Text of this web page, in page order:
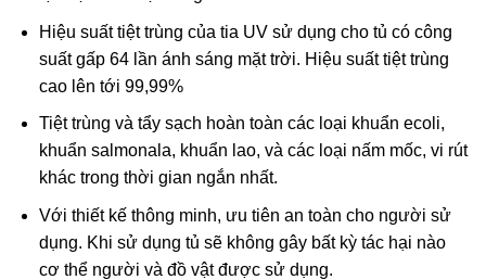
Hiệu suất tiệt trùng của tia UV sử dụng cho tủ có công
suất gấp 64 lần ánh sáng mặt trời. Hiệu suất tiệt trùng
cao lên tới 99,99%
Tiệt trùng và tẩy sạch hoàn toàn các loại khuẩn ecoli,
khuẩn salmonala, khuẩn lao, và các loại nấm mốc, vi rút
khác trong thời gian ngắn nhất.
Với thiết kế thông minh, ưu tiên an toàn cho người sử
dụng. Khi sử dụng tủ sẽ không gây bất kỳ tác hại nào
cơ thể người và đồ vật được sử dụng.